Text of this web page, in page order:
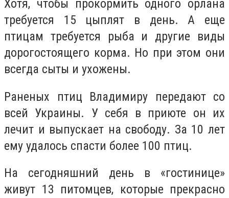
Хотя, чтобы прокормить одного орлана
требуется 15 цыплят в день. А еще
птицам требуется рыба и другие виды
дорогостоящего корма. Но при этом они
всегда сыты и ухожены.
Раненых птиц Владимиру передают со
всей Украины. У себя в приюте он их
лечит и выпускает на свободу. За 10 лет
ему удалось спасти более 100 птиц.
На сегодняшний день в «гостинице»
живут 13 питомцев, которые прекрасно